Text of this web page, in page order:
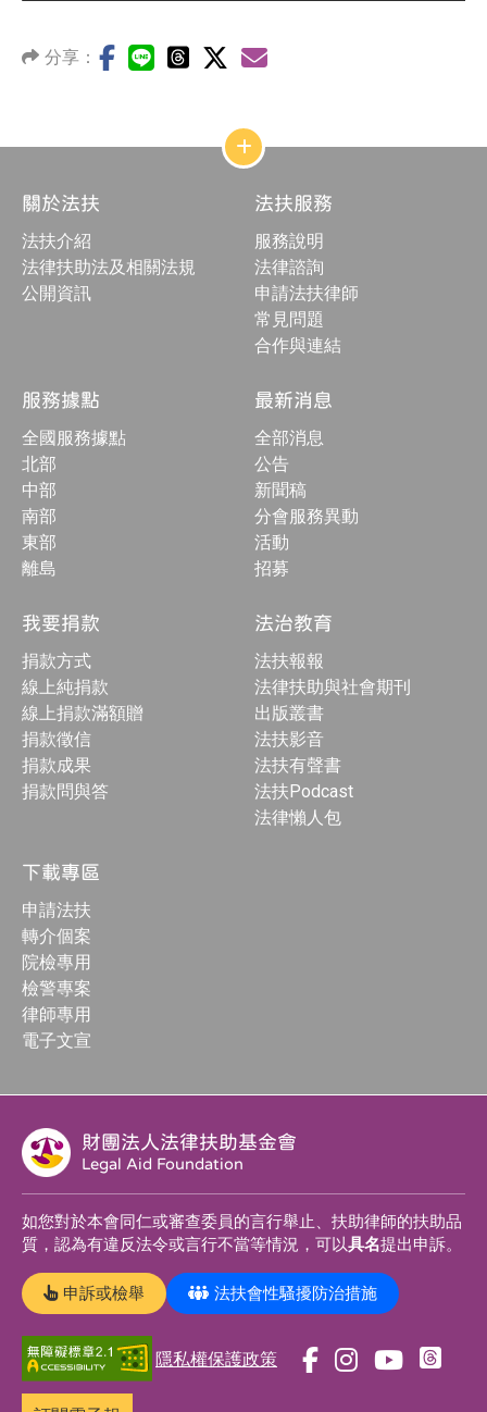
分享：
網
站
構
合
按
鈕
關於法扶
法扶介紹
法律扶助法及相關法規
公開資訊
法扶服務
服務說明
法律諮詢
申請法扶律師
常見問題
合作與連結
服務據點
全國服務據點
北部
中部
南部
東部
離島
最新消息
全部消息
公告
新聞稿
分會服務異動
活動
招募
我要捐款
捐款方式
線上純捐款
線上捐款滿額贈
捐款徵信
捐款成果
捐款問與答
法治教育
法扶報報
法律扶助與社會期刊
出版叢書
法扶影音
法扶有聲書
法扶Podcast
法律懶人包
下載專區
申請法扶
轉介個案
院檢專用
檢警專案
律師專用
電子文宣
財團法人法律扶助基金會
Legal Aid Foundation
如您對於本會同仁或審查委員的言行舉止、扶助律師的扶助品
質，認為有違反法令或言行不當等情況，可以具名提出申訴。
申訴或檢舉 法扶會性騷擾防治措施
隱私權保護政策